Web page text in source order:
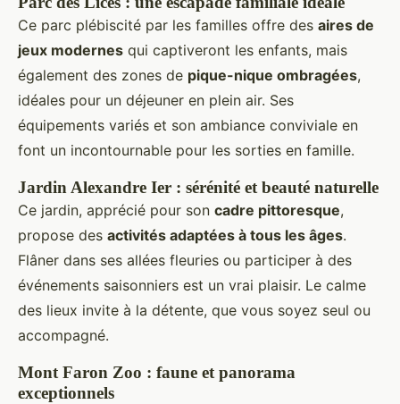
Ce parc plébiscité par les familles offre des aires de
jeux modernes qui captiveront les enfants, mais
également des zones de pique-nique ombragées,
idéales pour un déjeuner en plein air. Ses
équipements variés et son ambiance conviviale en
font un incontournable pour les sorties en famille.
Jardin Alexandre Ier : sérénité et beauté naturelle
Ce jardin, apprécié pour son cadre pittoresque,
propose des activités adaptées à tous les âges.
Flâner dans ses allées fleuries ou participer à des
événements saisonniers est un vrai plaisir. Le calme
des lieux invite à la détente, que vous soyez seul ou
accompagné.
Mont Faron Zoo : faune et panorama
exceptionnels